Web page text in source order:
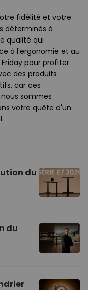
fidélité et votre
déterminés à
qualité qui
à l'ergonomie et au
pour profiter
des produits
car ces
sommes
votre quête d'un
du
du